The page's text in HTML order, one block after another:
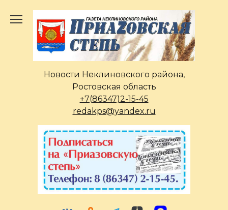
содержанию
Новости Неклиновского района,
Ростовская область
+7(86347)2-15-45
redakps@yandex.ru